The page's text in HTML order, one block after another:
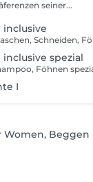
seiner...
inclusive
Schneiden,
spezial
I